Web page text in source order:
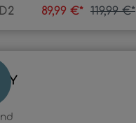
89,99 €* 119,99 €*